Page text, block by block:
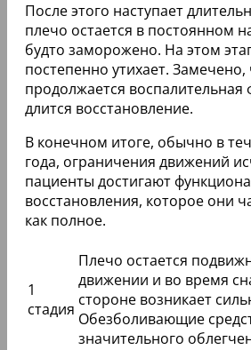
После этого наступает
плечо остается в постоянном
будто заморожено. На этом
постепенно утихает.
продолжается
длится восстановление.
В конечном итоге, обычно в
года, ограничения движений
пациенты достигают
восстановления, которое они
как полное.
1
стадия
Плечо остается
движении и во время
стороне возникает
Обезболивающие
значительного